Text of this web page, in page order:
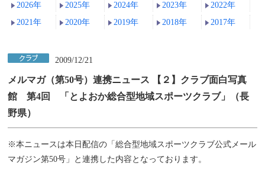
2026年 2025年 2024年 2023年
2022年
2021年
2020年 2019年 2018年 2017年
2009/12/21
メルマガ（第50号）連携ニュース 【２】クラブ面白写真
館 第4回 「とよおか総合型地域スポーツクラブ」（長
野県）
※本ニュースは本日配信の「総合型地域スポーツクラブ公式メール
マガジン第50号」と連携した内容となっております。